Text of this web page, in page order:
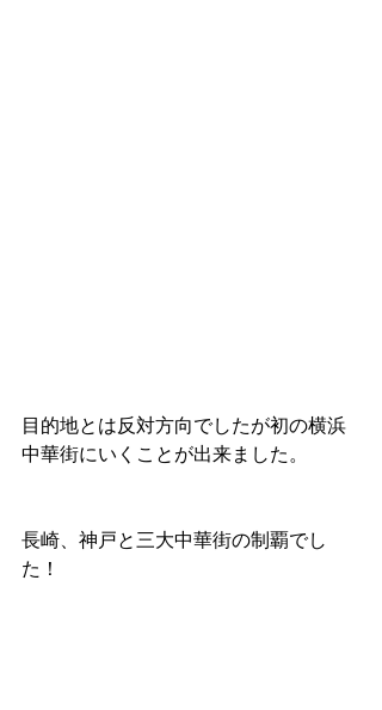
目的地とは反対方向でしたが初の横浜
中華街にいくことが出来ました。
長崎、神戸と三大中華街の制覇でし
た！